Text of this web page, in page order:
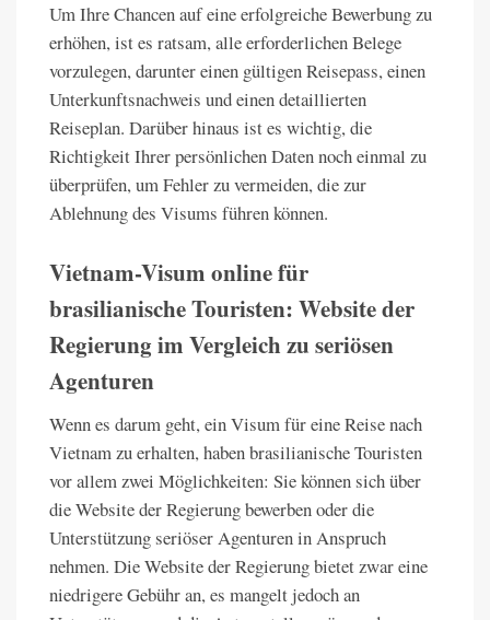
Um Ihre Chancen auf eine erfolgreiche Bewerbung zu
erhöhen, ist es ratsam, alle erforderlichen Belege
vorzulegen, darunter einen gültigen Reisepass, einen
Unterkunftsnachweis und einen detaillierten
Reiseplan. Darüber hinaus ist es wichtig, die
Richtigkeit Ihrer persönlichen Daten noch einmal zu
überprüfen, um Fehler zu vermeiden, die zur
Ablehnung des Visums führen können.
Vietnam-Visum online für
brasilianische Touristen: Website der
Regierung im Vergleich zu seriösen
Agenturen
Wenn es darum geht, ein Visum für eine Reise nach
Vietnam zu erhalten, haben brasilianische Touristen
vor allem zwei Möglichkeiten: Sie können sich über
die Website der Regierung bewerben oder die
Unterstützung seriöser Agenturen in Anspruch
nehmen. Die Website der Regierung bietet zwar eine
niedrigere Gebühr an, es mangelt jedoch an